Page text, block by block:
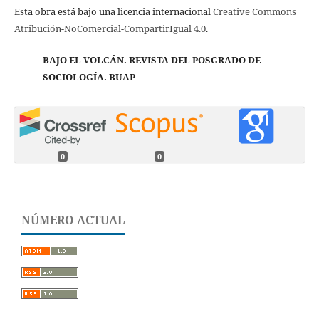
Esta obra está bajo una licencia internacionalCreative Commons
Atribución-NoComercial-CompartirIgual 4.0.
BAJO EL VOLCÁN. REVISTA DEL POSGRADO DE
SOCIOLOGÍA. BUAP
0 0
NÚMERO ACTUAL